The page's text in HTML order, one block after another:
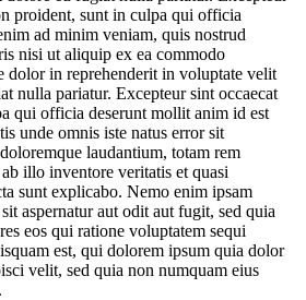
proident, sunt in culpa qui officia
ad minim veniam, quis nostrud
nisi ut aliquip ex ea commodo
dolor in reprehenderit in voluptate velit
nulla pariatur. Excepteur sint occaecat
qui officia deserunt mollit anim id est
unde omnis iste natus error sit
laudantium, totam rem
illo inventore veritatis et quasi
sunt explicabo. Nemo enim ipsam
aspernatur aut odit aut fugit, sed quia
eos qui ratione voluptatem sequi
est, qui dolorem ipsum quia dolor
velit, sed quia non numquam eius